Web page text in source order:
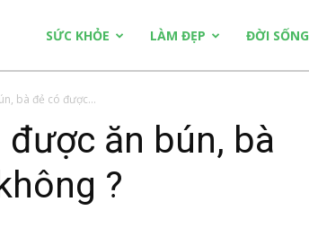
SỨC KHỎE LÀM ĐẸP ĐỜI SỐNG
bà đẻ có được...
ăn bún, bà
?